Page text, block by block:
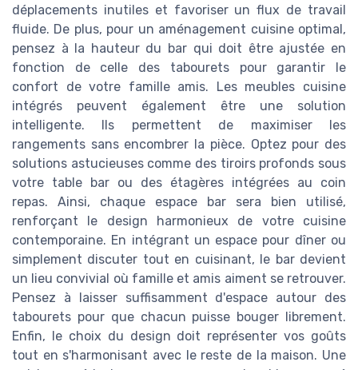
déplacements inutiles et favoriser un flux de travail
fluide. De plus, pour un aménagement cuisine optimal,
pensez à la hauteur du bar qui doit être ajustée en
fonction de celle des tabourets pour garantir le
confort de votre famille amis. Les meubles cuisine
intégrés peuvent également être une solution
intelligente. Ils permettent de maximiser les
rangements sans encombrer la pièce. Optez pour des
solutions astucieuses comme des tiroirs profonds sous
votre table bar ou des étagères intégrées au coin
repas. Ainsi, chaque espace bar sera bien utilisé,
renforçant le design harmonieux de votre cuisine
contemporaine. En intégrant un espace pour dîner ou
simplement discuter tout en cuisinant, le bar devient
un lieu convivial où famille et amis aiment se retrouver.
Pensez à laisser suffisamment d'espace autour des
tabourets pour que chacun puisse bouger librement.
Enfin, le choix du design doit représenter vos goûts
tout en s'harmonisant avec le reste de la maison. Une